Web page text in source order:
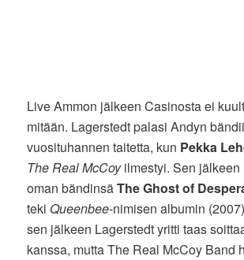
Live Ammon jälkeen Casinosta ei
mitään. Lagerstedt palasi Andyn
vuosituhannen taitetta, kun Pekka
The Real McCoyilmestyi. Sen jälkeen
oman bändinsäThe Ghost of
teki Queenbee-nimisen albumin
sen jälkeen Lagerstedt yritti taas
kanssa, mutta The Real McCoy Band